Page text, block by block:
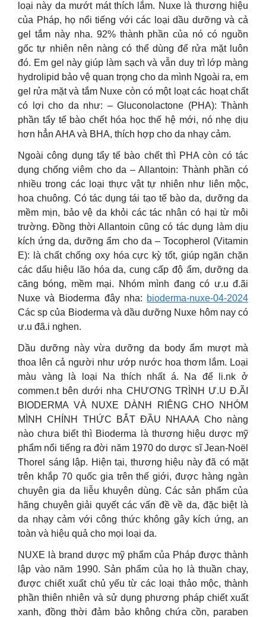
loại này da mướt mát thích lắm. Nuxe là thương hiệu
của Pháp, họ nổi tiếng với các loại dầu dưỡng và cả
gel tắm này nha. 92% thành phần của nó có nguồn
gốc tự nhiên nên nàng có thể dùng để rửa mặt luôn
đó. Em gel này giúp làm sạch và vẫn duy trì lớp màng
hydrolipid bảo vệ quan trọng cho da mình Ngoài ra, em
gel rửa mặt và tắm Nuxe còn có một loạt các hoạt chất
có lợi cho da như: – Gluconolactone (PHA): Thành
phần tẩy tế bào chết hóa học thế hệ mới, nó nhẹ dịu
hơn hẳn AHA và BHA, thích hợp cho da nhạy cảm.
Ngoài công dụng tẩy tế bào chết thì PHA còn có tác
dụng chống viêm cho da – Allantoin: Thành phần có
nhiều trong các loại thực vật tự nhiên như liên mộc,
hoa chuông. Có tác dụng tái tạo tế bào da, dưỡng da
mềm mịn, bảo vệ da khỏi các tác nhân có hại từ môi
trường. Đồng thời Allantoin cũng có tác dụng làm dịu
kích ứng da, dưỡng ẩm cho da – Tocopherol (Vitamin
E): là chất chống oxy hóa cực kỳ tốt, giúp ngăn chặn
các dấu hiệu lão hóa da, cung cấp độ ẩm, dưỡng da
căng bóng, mềm mại. Nhóm mình đang có ư.u đ.ãi
Nuxe và Bioderma đây nha: bioderma-nuxe-04-2024
Các sp của Bioderma và dầu dưỡng Nuxe hôm nay có
ư.u đã.i nghen.
Dầu dưỡng này vừa dưỡng da body ẩm mượt mà
thoa lên cả người như ướp nước hoa thơm lắm. Loại
màu vàng là loại Na thích nhất á. Na để li.nk ở
commen.t bên dưới nha CHƯƠNG TRÌNH Ư.U Đ.ÃI
BIODERMA VÀ NUXE DÀNH RIÊNG CHO NHÓM
MÌNH CHÍNH THỨC BẮT ĐẦU NHAAA Cho nàng
nào chưa biết thì Bioderma là thương hiệu dược mỹ
phẩm nổi tiếng ra đời năm 1970 do dược sĩ Jean-Noël
Thorel sáng lập. Hiện tại, thương hiệu này đã có mặt
trên khắp 70 quốc gia trên thế giới, được hàng ngàn
chuyên gia da liễu khuyên dùng. Các sản phẩm của
hãng chuyên giải quyết các vấn đề về da, đặc biệt là
da nhạy cảm với công thức không gây kích ứng, an
toàn và hiệu quả cho mọi loại da.
NUXE là brand dược mỹ phẩm của Pháp được thành
lập vào năm 1990. Sản phẩm của họ là thuần chay,
được chiết xuất chủ yếu từ các loại thảo mộc, thành
phần thiên nhiên và sử dụng phương pháp chiết xuất
xanh, đồng thời đảm bảo không chứa cồn, paraben